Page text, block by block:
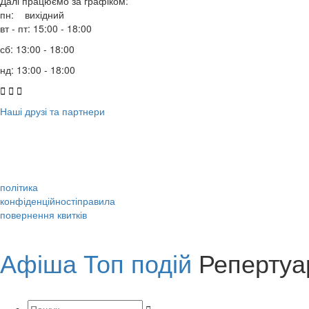
пн: вихідний
вт - пт: 15:00 - 18:00
сб: 13:00 - 18:00
нд: 13:00 - 18:00
  
Наші друзі та партнери
політика
конфіденційностіправила
повернення квитків
АфішаТоп подій